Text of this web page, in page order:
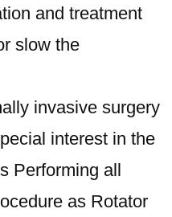
and treatment
slow the
invasive surgery
interest in the
Performing all
as Rotator